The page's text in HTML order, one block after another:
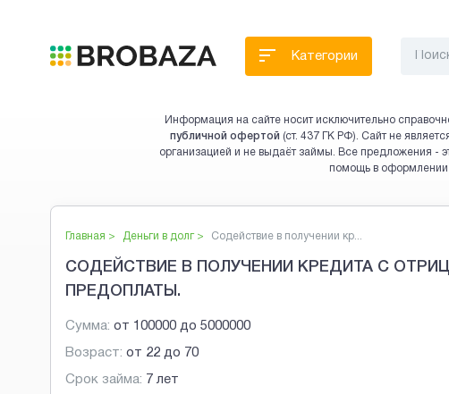
Категории
Информация на сайте носит исключительно
публичной офертой (ст. 437 ГК РФ). Сайт не
организацией и не выдаёт займы. Все предложения -
помощь в оформлении
Главная > Деньги в долг> Содействие в получении кр...
СОДЕЙСТВИЕ В ПОЛУЧЕНИИ КРЕДИТА С
ПРЕДОПЛАТЫ.
Сумма: от 100000 до 5000000
Возраст: от 22 до 70
Срок займа: 7 лет